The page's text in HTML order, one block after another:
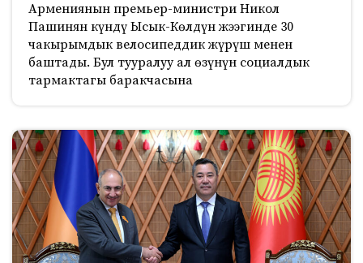
Армениянын премьер-министри Никол
Пашинян күндү Ысык-Көлдүн жээгинде 30
чакырымдык велосипеддик жүрүш менен
баштады. Бул тууралуу ал өзүнүн социалдык
тармактагы баракчасына